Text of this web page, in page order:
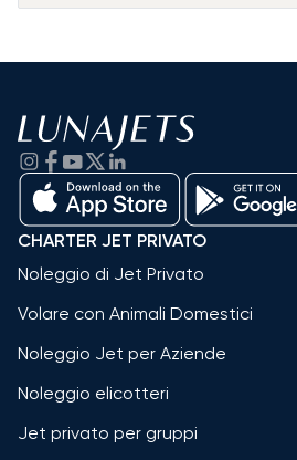
CHARTER JET PRIVATO
Noleggio di Jet Privato
Volare con Animali Domestici
Noleggio Jet per Aziende
Noleggio elicotteri
Jet privato per gruppi